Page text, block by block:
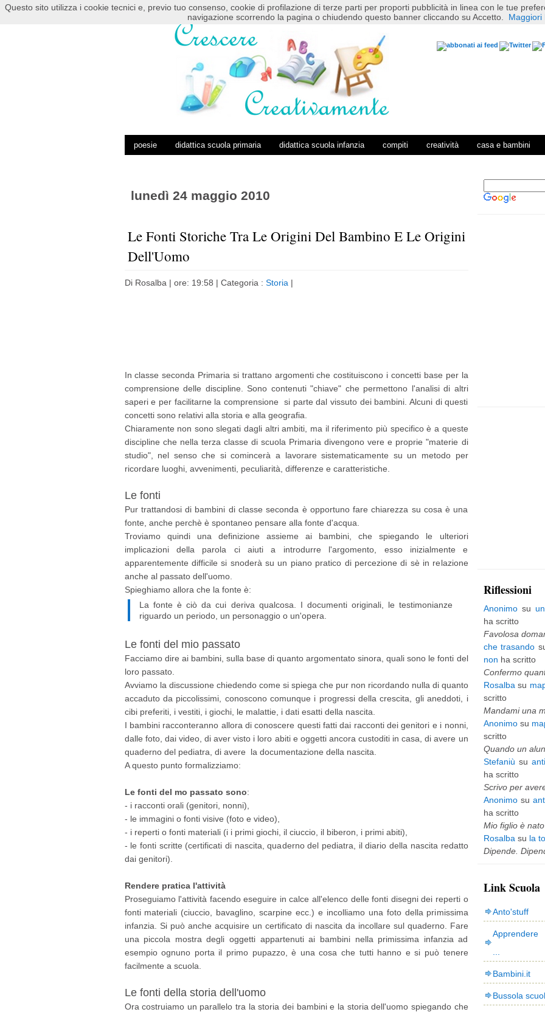
HOME POSTS RSS COMMENTS RSS
poesie didattica scuola primaria didattica scuola infanzia compiti creatività casa e bambini
lunedì 24 maggio 2010
Le Fonti Storiche Tra Le Origini Del Bambino E Le Origini
Dell'Uomo
Di Rosalba | ore: 19:58 | Categoria : Storia |
In classe seconda Primaria si trattano argomenti che costituiscono i concetti base per la
comprensione delle discipline. Sono contenuti "chiave" che permettono l'analisi di altri
saperi e per facilitarne la comprensione si parte dal vissuto dei bambini. Alcuni di questi
concetti sono relativi alla storia e alla geografia.
Chiaramente non sono slegati dagli altri ambiti, ma il riferimento più specifico è a queste
discipline che nella terza classe di scuola Primaria divengono vere e proprie "materie di
studio", nel senso che si comincerà a lavorare sistematicamente su un metodo per
ricordare luoghi, avvenimenti, peculiarità, differenze e caratteristiche.
Le fonti
Pur trattandosi di bambini di classe seconda è opportuno fare chiarezza su cosa è una
fonte, anche perchè è spontaneo pensare alla fonte d'acqua.
Troviamo quindi una definizione assieme ai bambini, che spiegando le ulteriori
implicazioni della parola ci aiuti a introdurre l'argomento, esso inizialmente e
apparentemente difficile si snoderà su un piano pratico di percezione di sè in relazione
anche al passato dell'uomo.
Spieghiamo allora che la fonte è:
La fonte è ciò da cui deriva qualcosa. I documenti originali, le testimonianze
riguardo un periodo, un personaggio o un'opera.
Le fonti del mio passato
Facciamo dire ai bambini, sulla base di quanto argomentato sinora, quali sono le fonti del
loro passato.
Avviamo la discussione chiedendo come si spiega che pur non ricordando nulla di quanto
accaduto da piccolissimi, conoscono comunque i progressi della crescita, gli aneddoti, i
cibi preferiti, i vestiti, i giochi, le malattie, i dati esatti della nascita.
I bambini racconteranno allora di conoscere questi fatti dai racconti dei genitori e i nonni,
dalle foto, dai video, di aver visto i loro abiti e oggetti ancora custoditi in casa, di avere un
quaderno del pediatra, di avere la documentazione della nascita.
A questo punto formalizziamo:
Le fonti del mo passato sono:
- i racconti orali (genitori, nonni),
- le immagini o fonti visive (foto e video),
- i reperti o fonti materiali (i i primi giochi, il ciuccio, il biberon, i primi abiti),
- le fonti scritte (certificati di nascita, quaderno del pediatra, il diario della nascita redatto
dai genitori).
Rendere pratica l'attività
Proseguiamo l'attività facendo eseguire in calce all'elenco delle fonti disegni dei reperti o
fonti materiali (ciuccio, bavaglino, scarpine ecc.) e incolliamo una foto della primissima
infanzia. Si può anche acquisire un certificato di nascita da incollare sul quaderno. Fare
una piccola mostra degli oggetti appartenuti ai bambini nella primissima infanzia ad
esempio ognuno porta il primo pupazzo, è una cosa che tutti hanno e si può tenere
facilmente a scuola.
Le fonti della storia dell'uomo
Ora costruiamo un parallelo tra la storia dei bambini e la storia dell'uomo spiegando che
o
p
h
o
Riflessioni
Anonimosu
ha scritto
Favolosa
che trasando
non ha scritto
Confermo
Rosalba su
scritto
Mandami una
Anonimosu
scritto
Quando un
Stefaniù su
ha scritto
Scrivo per avere
Anonimosu
ha scritto
Mio figlio è nato
Rosalba su la
Dipende.
Link Scuola
Anto'stuff
Bambini.it
Bussola
Questo sito utilizza i cookie tecnici e, previo tuo consenso, cookie di profilazione di terze parti per proporti pubblicità in linea con le tue
navigazione scorrendo la pagina o chiudendo questo banner cliccando su Accetto.
Maggiori